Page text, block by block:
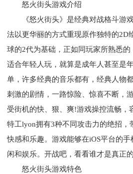
怒火街头游戏介绍
《怒火街头》是经典对战格斗游戏
法以更华丽的方式重现原作独特的2D
球的2代为基础，正如同玩家所熟悉的
适合年轻人玩，就算是成年人甚至是
单，许多经典的音乐都有，经典人物
刺激的剧情，一路惊险、惊喜不断，
受街机的快、狠、爽!游戏操控流畅，
特工lyon拥有3种不同攻击力的绝招，
快感和乐趣。游戏能够在iOS平台的
闲和娱乐。开战吧，看看谁才是真正
怒火街头游戏特色